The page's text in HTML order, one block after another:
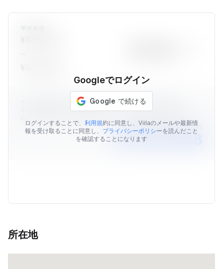
Googleでログイン
ログインすることで、 利用規約に同意し、Viilaのメールや最新情
報を受け取ることに同意し、 プライバシーポリシーを読んだこと
を確認することになります
予想の物件価格はViilaのデータを元に算出された価格情報で
す。表示されている予想価格はあくまでも目安であり、販売価
格を保証するものではありません。
AVERAGE MARKET VALUE
￥41,123,348
所在地